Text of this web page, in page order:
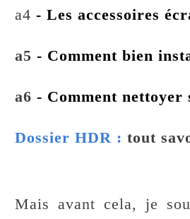
a4 - Les accessoires
a5 - Comment bien
a6 - Comment nettoyer
Dossier HDR : tout
Mais avant cela, je